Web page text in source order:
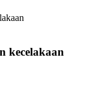
kecelakaan